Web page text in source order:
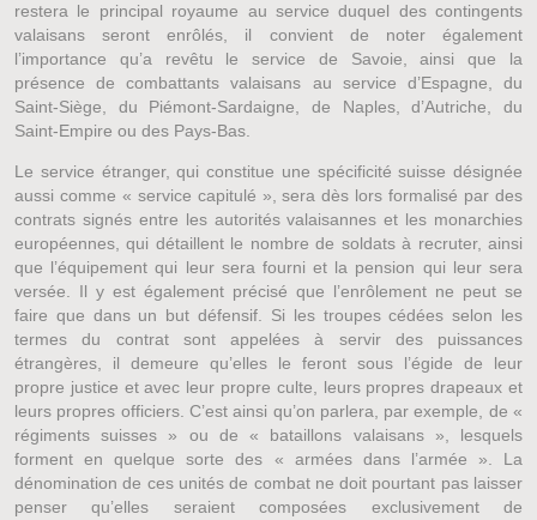
restera le principal royaume au service duquel des contingents
valaisans seront enrôlés, il convient de noter également
l’importance qu’a revêtu le service de Savoie, ainsi que la
présence de combattants valaisans au service d’Espagne, du
Saint-Siège, du Piémont-Sardaigne, de Naples, d’Autriche, du
Saint-Empire ou des Pays-Bas.
Le service étranger, qui constitue une spécificité suisse désignée
aussi comme « service capitulé », sera dès lors formalisé par des
contrats signés entre les autorités valaisannes et les monarchies
européennes, qui détaillent le nombre de soldats à recruter, ainsi
que l’équipement qui leur sera fourni et la pension qui leur sera
versée. Il y est également précisé que l’enrôlement ne peut se
faire que dans un but défensif. Si les troupes cédées selon les
termes du contrat sont appelées à servir des puissances
étrangères, il demeure qu’elles le feront sous l’égide de leur
propre justice et avec leur propre culte, leurs propres drapeaux et
leurs propres officiers. C’est ainsi qu’on parlera, par exemple, de «
régiments suisses » ou de « bataillons valaisans », lesquels
forment en quelque sorte des « armées dans l’armée ». La
dénomination de ces unités de combat ne doit pourtant pas laisser
penser qu’elles seraient composées exclusivement de